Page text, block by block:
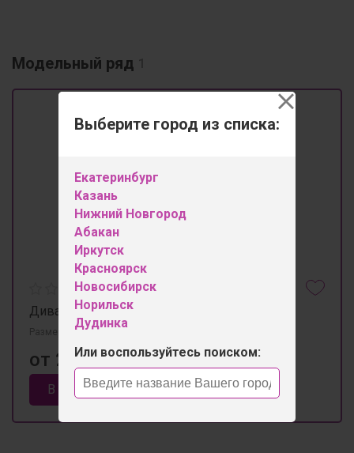
Выберите город из списка:
Екатеринбург
Казань
Нижний Новгород
Абакан
Иркутск
Красноярск
Новосибирск
Норильск
Дудинка
Или воспользуйтесь поиском:
Модельный ряд
Диван "Кардинал". 197*93h86
Размеры 1970мм×930мм×860мм
от 29 350 ₽
В корзину